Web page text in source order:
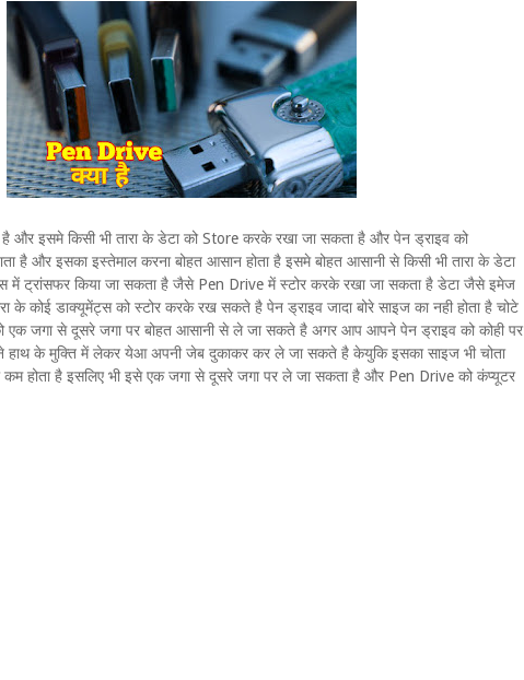
है और इसमे किसी भी तारा के डेटा को Store करके रखा जा सकता है और पेन ड्राइव को
है और इसका इस्तेमाल करना बोहत आसान होता है इसमे बोहत आसानी से किसी भी तारा के डेटा
में ट्रांसफर किया जा सकता है जैसे Pen Drive में स्टोर करके रखा जा सकता है डेटा जैसे इमेज
के कोई डाक्यूमेंट्स को स्टोर करके रख सकते है पेन ड्राइव जादा बोरे साइज का नही होता है चोटे
एक जगा से दूसरे जगा पर बोहत आसानी से ले जा सकते है अगर आप आपने पेन ड्राइव को कोही पर
हाथ के मुक्ति में लेकर येआ अपनी जेब दुकाकर कर ले जा सकते है केयुकि इसका साइज भी चोता
कम होता है इसलिए भी इसे एक जगा से दूसरे जगा पर ले जा सकता है और Pen Drive को कंप्यूटर